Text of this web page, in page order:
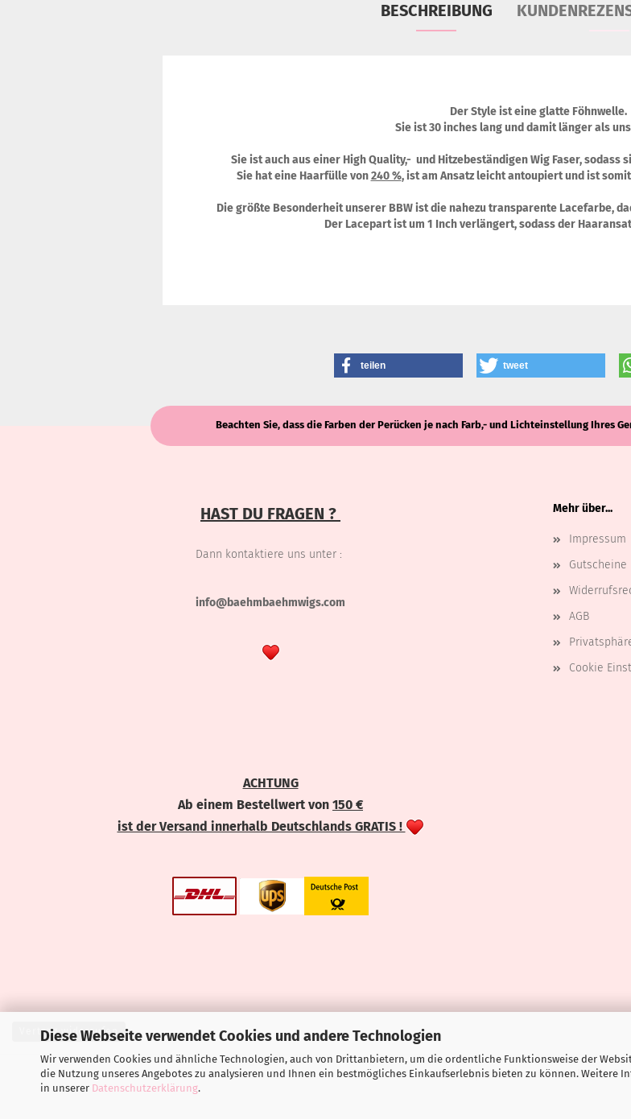
Diese Webseite verwendet Cookies und andere Technologien
Wir verwenden Cookies und ähnliche Technologien, auch von Drittanbietern, um die ordentliche Funktionsweise der
die Nutzung unseres Angebotes zu analysieren und Ihnen ein bestmögliches Einkaufserlebnis bieten zu können. Weitere
in unserer Datenschutzerklärung.
BESCHREIBUNG
Der Style ist eine glatte Föhnwelle.
Sie ist 30 inches lang und damit länger als
Sie ist auch aus einer High Quality,- und Hitzebeständigen Wig Faser, sodass
Sie hat eine Haarfülle von240 %, ist am Ansatz leicht antoupiert und ist
Die größte Besonderheit unserer BBW ist die nahezu transparente Lacefarbe,
Der Lacepart ist um 1 Inch verlängert, sodass der
teilen tweet
Beachten Sie, dass die Farben der Perücken je nach Farb,- und Lichteinstellung Ihres
HAST DU FRAGEN ?
Dann kontaktiere uns unter :
info@baehmbaehmwigs.com
Mehr über...
Impressum
Gutscheine
AGB
Cookie
ACHTUNG
Ab einem Bestellwert von 150 €
ist der Versand innerhalb Deutschlands GRATIS !
Vertrag widerrufen
Webshop erstellenmit Gambio.de ©